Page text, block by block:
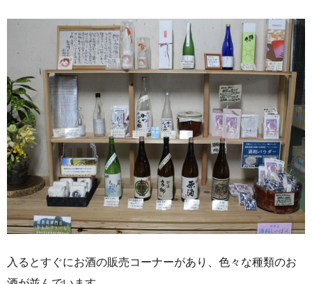
入るとすぐにお酒の販売コーナーがあり、色々な種類のお